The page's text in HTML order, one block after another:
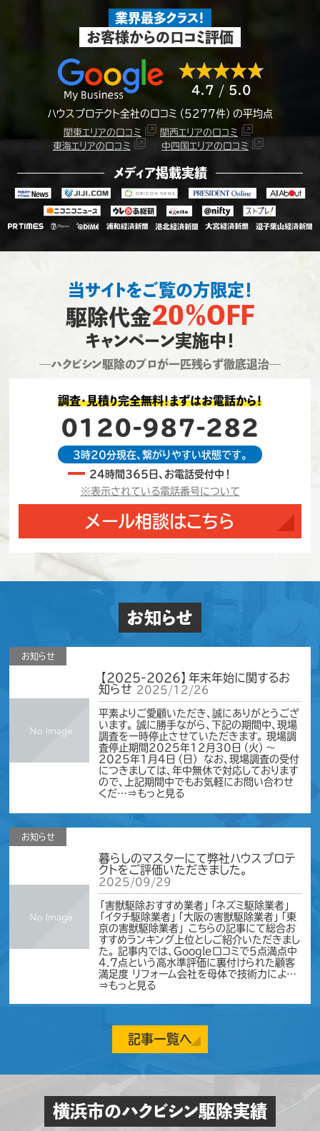
業界最多クラス！
お客様からの口コミ評価
4.7 / 5.0
ハウスプロテクト全社の口コミ（5277件）の平均点
関東エリアの口コミ
関西エリアの口コミ
東海エリアの口コミ
中四国エリアの口コミ
メディア掲載実績
当サイトをご覧の方限定！
駆除代金20％OFF
キャンペーン実施中！
―ハクビシン駆除のプロが一匹残らず徹底退治―
調査・見積り完全無料！まずはお電話から！
0120-987-282
3時20分現在、繋がりやすい状態です。
24時間365日、お電話受付中！
※表示されている電話番号について
メール相談はこちら
お知らせ
お知らせ
【2025-2026】年末年始に関するお
知らせ 2025/12/26
平素よりご愛顧いただき、誠にありがとうござ
います。 誠に勝手ながら、下記の期間中、現場
調査を一時停止させていただきます。 現場調
査停止期間2025年12月30日（火）～
2025年1月4日（日） なお、現場調査の受付
につきましては、年中無休で対応しております
ので、上記期間中でもお気軽にお問い合わせ
くだ…⇒もっと見る
お知らせ
暮らしのマスターにて弊社ハウスプロテ
クトをご評価いただきました。
2025/09/29
「害獣駆除おすすめ業者」「ネズミ駆除業者」
「イタチ駆除業者」「大阪の害獣駆除業者」「東
京の害獣駆除業者」 こちらの記事にて総合お
すすめランキング上位としご紹介いただきまし
た。 記事内では、Google口コミで5点満点中
4.7点という高水準評価に裏付けられた顧客
満足度 リフォーム会社を母体で技術力によ…
⇒もっと見る
ございます。 当社ハウスプロテクトは、お盆期
間中も休まず通常営業しております。 「夏だし
暑いから問い合わせは後でいいかな…」「大き
記事一覧へ
横浜市のハクビシン駆除実績